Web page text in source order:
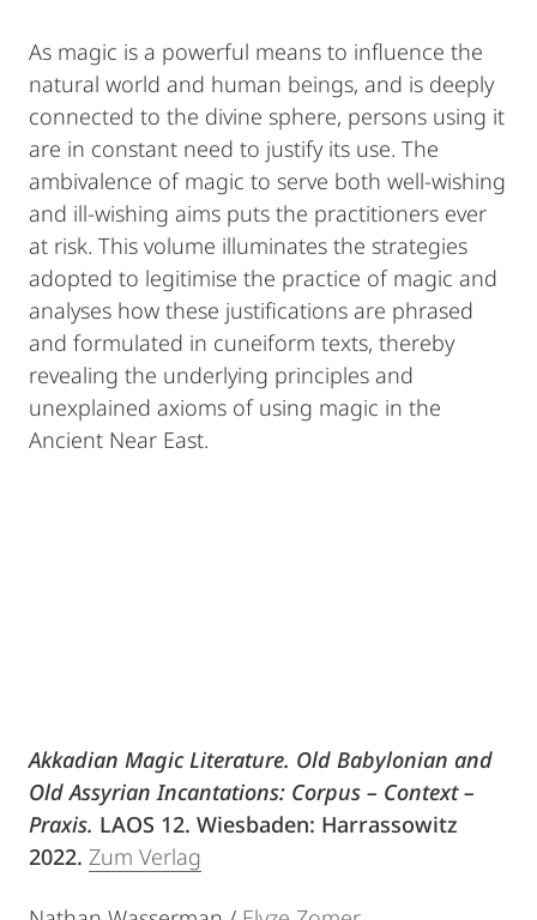
As magic is a powerful means to influence the
natural world and human beings, and is deeply
connected to the divine sphere, persons using it
are in constant need to justify its use. The
ambivalence of magic to serve both well-wishing
and ill-wishing aims puts the practitioners ever
at risk. This volume illuminates the strategies
adopted to legitimise the practice of magic and
analyses how these justifications are phrased
and formulated in cuneiform texts, thereby
revealing the underlying principles and
unexplained axioms of using magic in the
Ancient Near East.
Akkadian Magic Literature. Old Babylonian and
Old Assyrian Incantations: Corpus – Context –
Praxis. LAOS 12. Wiesbaden: Harrassowitz
2022. Zum Verlag